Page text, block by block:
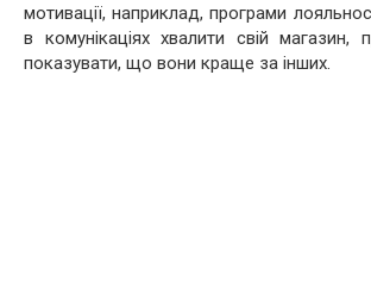
мотивації, наприклад, програми
в комунікаціях хвалити свій магазин,
показувати, що вони краще за інших.